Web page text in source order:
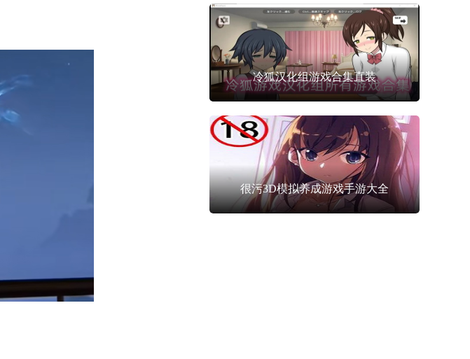
冷狐汉化组游戏合集直装
很污3D模拟养成游戏手游大全